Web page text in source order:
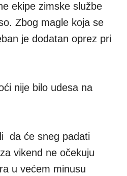
ekipe zimske službe
Zbog magle koja se
je dodatan oprez pri
nije bilo udesa na
da će sneg padati
vikend ne očekuju
u većem minusu